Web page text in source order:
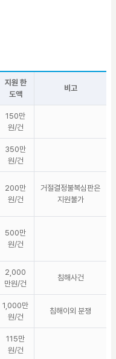
지원 한
도액
비고
150만
원/건
350만
원/건
200만
원/건
거절결정불복심판은
지원불가
500만
원/건
2,000
만원/건
침해사건
1,000만
원/건
침해이외 분쟁
115만
원/건